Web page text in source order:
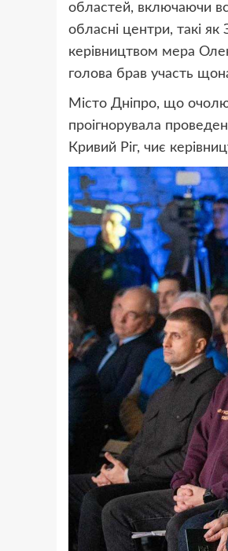
областей, включаючи
обласні центри, такі
керівництвом мера
голова брав участь
Місто Дніпро, що
проігнорувала
Кривий Ріг, чиє